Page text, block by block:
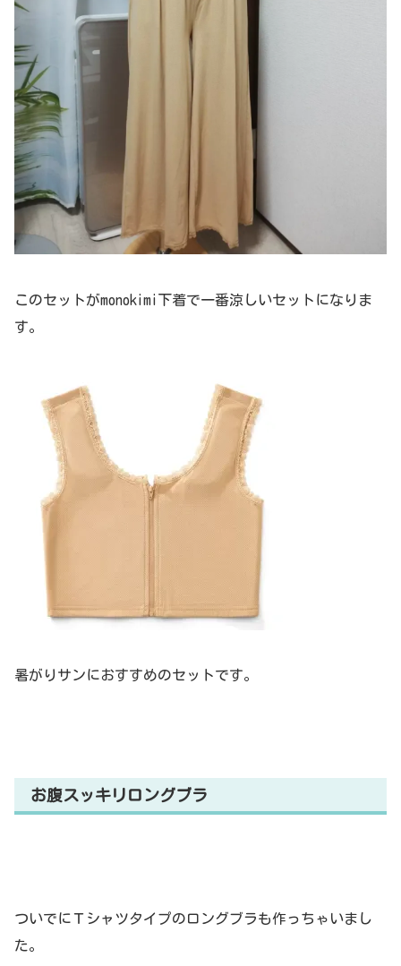
このセットがmonokimi下着で一番涼しいセットになりま
す。
暑がりサンにおすすめのセットです。
お腹スッキリロングブラ
ついでにＴシャツタイプのロングブラも作っちゃいまし
た。